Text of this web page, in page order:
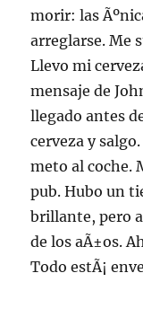
morir: las
arreglarse. Me
Llevo mi
mensaje de
llegado antes
cerveza y
meto al coche.
pub. Hubo un
brillante, pero
de los aÃ±os.
Todo estÃ¡